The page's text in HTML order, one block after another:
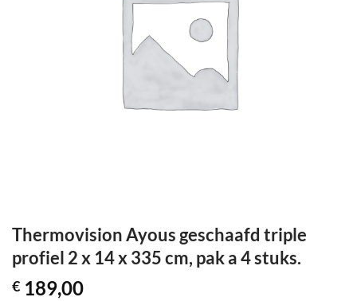
Thermovision Ayous geschaafd triple
profiel 2 x 14 x 335 cm, pak a 4 stuks.
€ 189,00